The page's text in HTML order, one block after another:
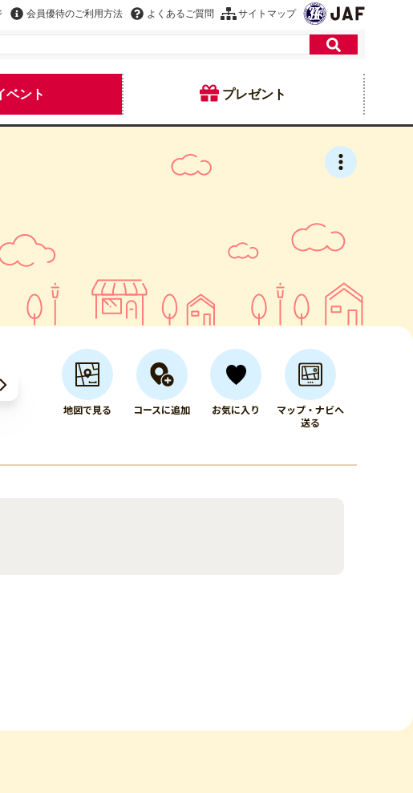
会員優待のご利用方法 よくあるご質問 サイトマップ
ベント プレゼント
地図で見る コースに追加 お気に入り
マップ・ナビへ
送る